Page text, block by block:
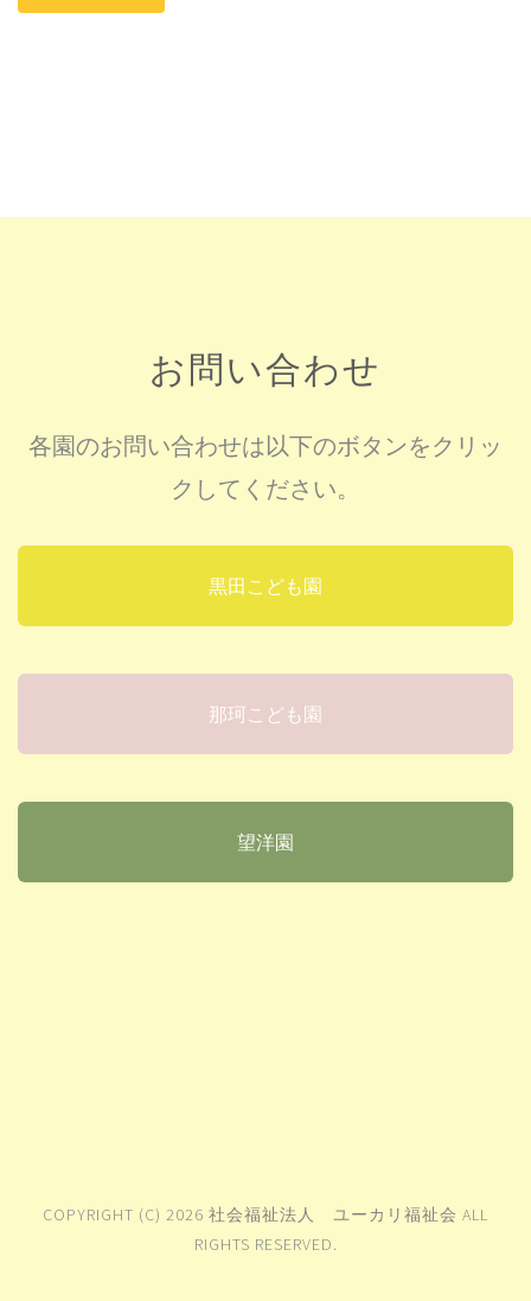
お問い合わせ
各園のお問い合わせは以下のボタンをクリッ
クしてください。
黒田こども園
那珂こども園
望洋園
COPYRIGHT (C) 2026 社会福祉法人 ユーカリ福祉会 ALL
RIGHTS RESERVED.